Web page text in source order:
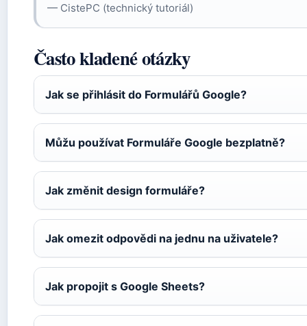
— CistePC (technický tutoriál)
Často kladené otázky
Jak se přihlásit do Formulářů Google?
Můžu používat Formuláře Google bezplatně?
Jak změnit design formuláře?
Jak omezit odpovědi na jednu na uživatele?
Jak propojit s Google Sheets?